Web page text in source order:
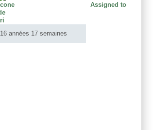
Assigned to
16 années 17 semaines